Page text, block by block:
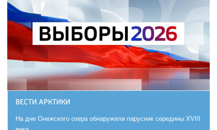
ВЕСТИ АРКТИКИ
На дне Онежского озера обнаружили парусник середины XVIII